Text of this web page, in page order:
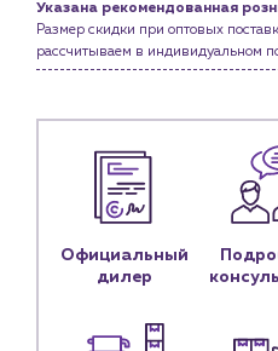
Блог
Личный кабинет
Наши партнёры
Чат-бот
+7 (918) 070-19-79
Пн – пт: 9:00 – 18:00
Указана рекомендованная
Размер скидки при оптовых
рассчитываем в индивидуальном
Официальный
дилер